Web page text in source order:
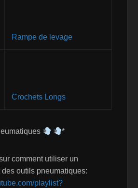
Rampe de levage
Crochets Longs
*
comment utiliser un
outils pneumatiques:
playlist?